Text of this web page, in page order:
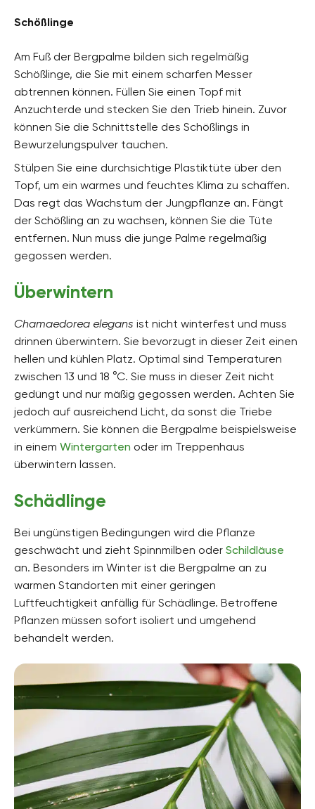
Schößlinge
Am Fuß der Bergpalme bilden sich regelmäßig
Schößlinge, die Sie mit einem scharfen Messer
abtrennen können. Füllen Sie einen Topf mit
Anzuchterde und stecken Sie den Trieb hinein. Zuvor
können Sie die Schnittstelle des Schößlings in
Bewurzelungspulver tauchen.
Stülpen Sie eine durchsichtige Plastiktüte über den
Topf, um ein warmes und feuchtes Klima zu schaffen.
Das regt das Wachstum der Jungpflanze an. Fängt
der Schößling an zu wachsen, können Sie die Tüte
entfernen. Nun muss die junge Palme regelmäßig
gegossen werden.
Überwintern
Chamaedorea elegans ist nicht winterfest und muss
drinnen überwintern. Sie bevorzugt in dieser Zeit einen
hellen und kühlen Platz. Optimal sind Temperaturen
zwischen 13 und 18 °C. Sie muss in dieser Zeit nicht
gedüngt und nur mäßig gegossen werden. Achten Sie
jedoch auf ausreichend Licht, da sonst die Triebe
verkümmern. Sie können die Bergpalme beispielsweise
in einem Wintergarten oder im Treppenhaus
überwintern lassen.
Schädlinge
Bei ungünstigen Bedingungen wird die Pflanze
geschwächt und zieht Spinnmilben oder Schildläuse
an. Besonders im Winter ist die Bergpalme an zu
warmen Standorten mit einer geringen
Luftfeuchtigkeit anfällig für Schädlinge. Betroffene
Pflanzen müssen sofort isoliert und umgehend
behandelt werden.